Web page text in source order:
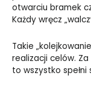
otwarciu bramek
Każdy wręcz
Takie
realizacji celów.
to wszystko